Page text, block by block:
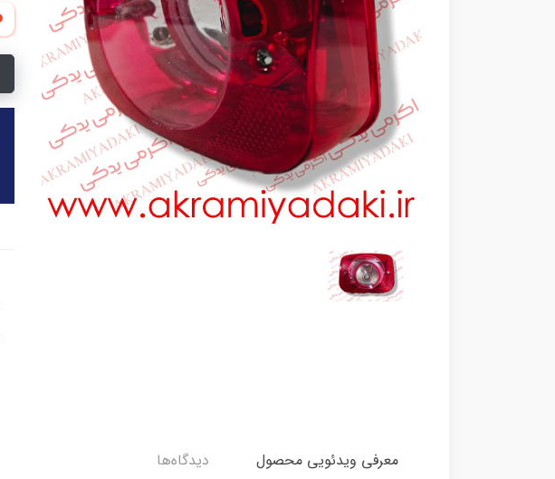
معرفی ویدئویی محصول دیدگاه‌ها